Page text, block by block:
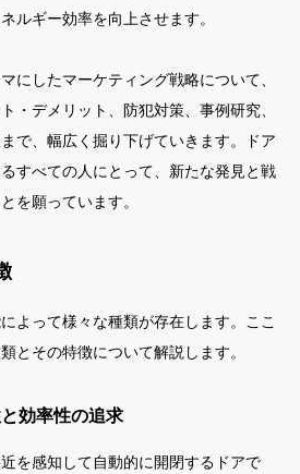
ルギー効率を向上させます。
にしたマーケティング戦略について、
・デメリット、防犯対策、事例研究、
で、幅広く掘り下げていきます。ドア
すべての人にとって、新たな発見と戦
を願っています。
よって様々な種類が存在します。ここ
とその特徴について解説します。
効率性の追求
を感知して自動的に開閉するドアで